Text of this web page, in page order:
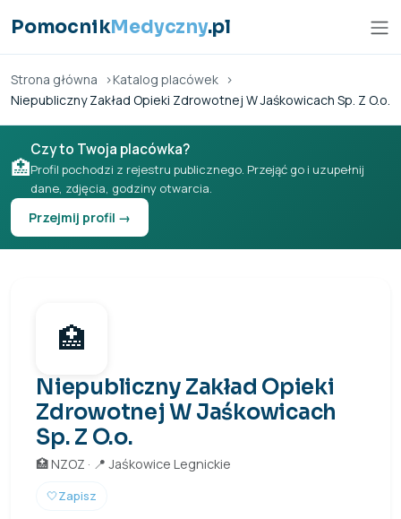
PomocnikMedyczny.pl
Strona główna
Katalog placówek
Niepubliczny Zakład Opieki Zdrowotnej W Jaśkowicach Sp. Z O.o.
🏥
Czy to Twoja placówka?
Profil pochodzi z rejestru publicznego. Przejąć go i uzupełnij
dane, zdjęcia, godziny otwarcia.
Przejmij profil →
🏥
Niepubliczny Zakład Opieki
Zdrowotnej W Jaśkowicach
Sp. Z O.o.
🏥 NZOZ · 📍 Jaśkowice Legnickie
🤍Zapisz